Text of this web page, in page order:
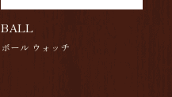
BALL
ボール ウォッチ